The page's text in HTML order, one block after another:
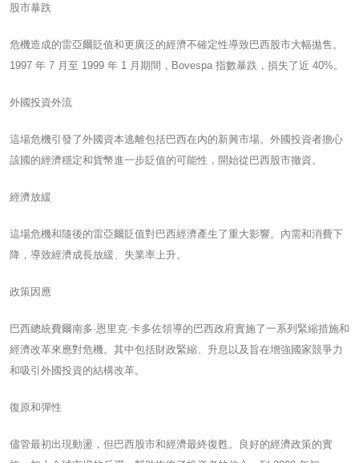
股市暴跌
危機造成的雷亞爾貶值和更廣泛的經濟不確定性導致巴西股市大幅拋售。
1997 年 7 月至 1999 年 1 月期間，Bovespa 指數暴跌，損失了近 40%。
外國投資外流
這場危機引發了外國資本逃離包括巴西在內的新興市場。外國投資者擔心
該國的經濟穩定和貨幣進一步貶值的可能性，開始從巴西股市撤資。
經濟放緩
這場危機和隨後的雷亞爾貶值對巴西經濟產生了重大影響。內需和消費下
降，導致經濟成長放緩、失業率上升。
政策因應
巴西總統費爾南多·恩里克·卡多佐領導的巴西政府實施了一系列緊縮措施和
經濟改革來應對危機。其中包括財政緊縮、升息以及旨在增強國家競爭力
和吸引外國投資的結構改革。
復原和彈性
儘管最初出現動盪，但巴西股市和經濟最終復甦。良好的經濟政策的實